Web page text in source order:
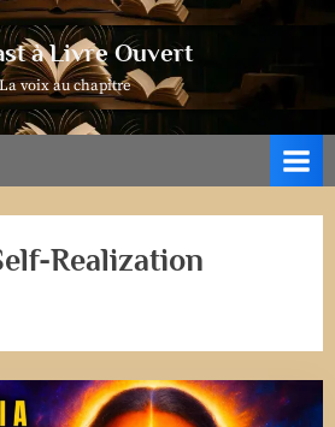
à Livre Ouvert
La voix au chapitre
Realization